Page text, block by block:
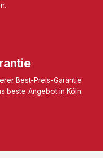
Best-Preis-Garantie
beste Angebot in Köln